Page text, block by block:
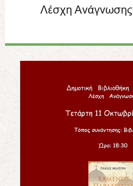
Λέσχη Ανάγνωσης